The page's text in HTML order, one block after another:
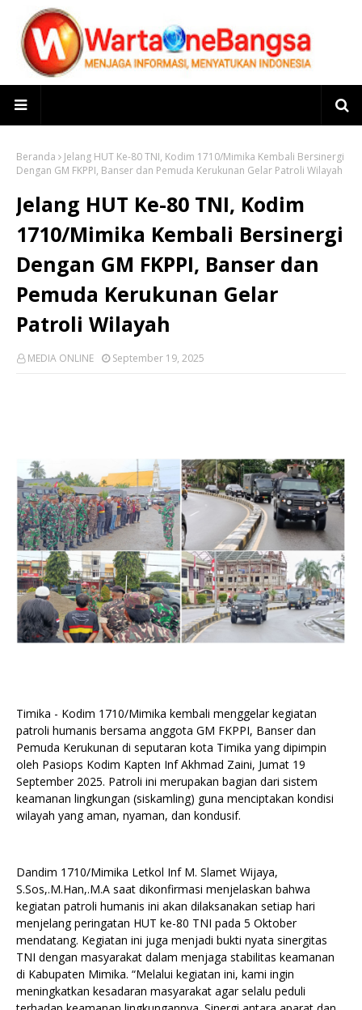
Beranda
Jelang HUT Ke-80 TNI, Kodim 1710/Mimika Kembali Bersinergi
Dengan GM FKPPI, Banser dan Pemuda Kerukunan Gelar Patroli Wilayah
Jelang HUT Ke-80 TNI, Kodim
1710/Mimika Kembali Bersinergi
Dengan GM FKPPI, Banser dan
Pemuda Kerukunan Gelar
Patroli Wilayah
MEDIA ONLINE September 19, 2025
Timika - Kodim 1710/Mimika kembali menggelar kegiatan
patroli humanis bersama anggota GM FKPPI, Banser dan
Pemuda Kerukunan di seputaran kota Timika yang dipimpin
oleh Pasiops Kodim Kapten Inf Akhmad Zaini, Jumat 19
September 2025. Patroli ini merupakan bagian dari sistem
keamanan lingkungan (siskamling) guna menciptakan kondisi
wilayah yang aman, nyaman, dan kondusif.
Dandim 1710/Mimika Letkol Inf M. Slamet Wijaya,
S.Sos,.M.Han,.M.A saat dikonfirmasi menjelaskan bahwa
kegiatan patroli humanis ini akan dilaksanakan setiap hari
menjelang peringatan HUT ke-80 TNI pada 5 Oktober
mendatang. Kegiatan ini juga menjadi bukti nyata sinergitas
TNI dengan masyarakat dalam menjaga stabilitas keamanan
di Kabupaten Mimika. “Melalui kegiatan ini, kami ingin
meningkatkan kesadaran masyarakat agar selalu peduli